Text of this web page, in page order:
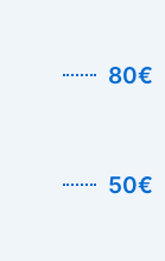
80€
50€